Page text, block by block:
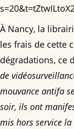
À Nancy, la
les frais de cette
dégradations, ce
de
mouvance antifa
soir, ils ont
mis hors service la